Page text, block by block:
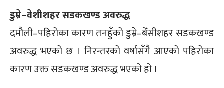
डुम्रे–वेशीशहर सडकखण्ड अवरुद्ध
दमौली–पहिरोका कारण तनहुँको डुम्रे–बेँसीशहर सडकखण्ड
अवरुद्ध भएको छ । निरन्तरको वर्षासँगै आएको पहिरोका
कारण उक्त सडकखण्ड अवरुद्ध भएको हो ।